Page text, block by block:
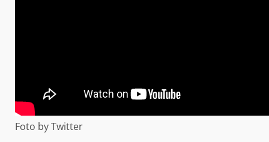
Foto by Twitter